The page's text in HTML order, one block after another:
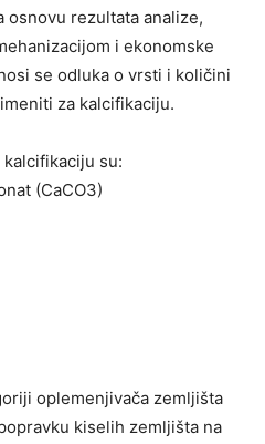
osnovu rezultata analize,
i ekonomske
se odluka o vrsti i količini
za kalcifikaciju.
su:
(CaCO3)
oplemenjivača zemljišta
kiselih zemljišta na